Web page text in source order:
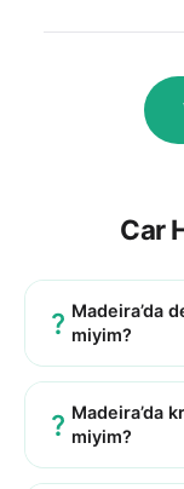
Car
Madeira’da
miyim?
Madeira’da
miyim?